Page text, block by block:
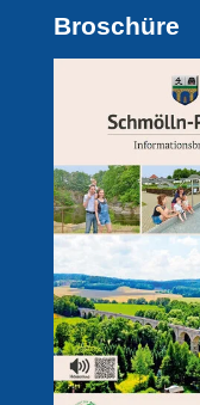
Broschüre